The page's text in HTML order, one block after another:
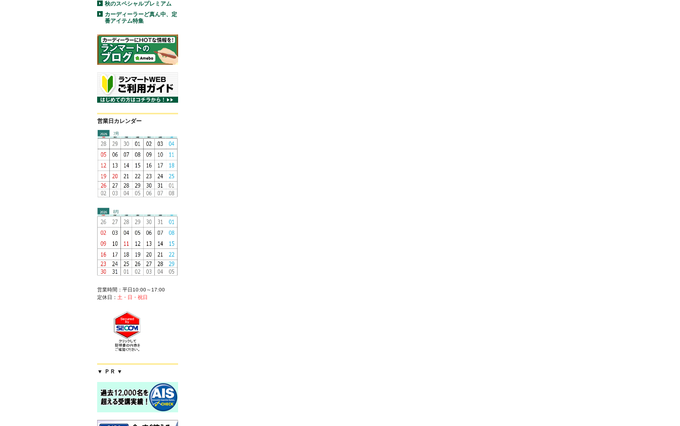
秋のスペシャルプレミアム
カーディーラーど真ん中、定
番アイテム特集
営業日カレンダー
営業時間：平日10:00～17:00
定休日： 土・日・祝日
▼ ＰＲ ▼